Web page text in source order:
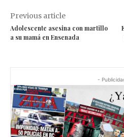
Previous article
Adolescente asesina con martillo
a su mamá en Ensenada
-